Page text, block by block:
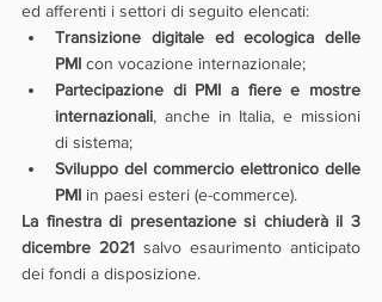
ed afferenti i settori di seguito elencati:
Transizione digitale ed ecologica delle
PMI con vocazione internazionale;
Partecipazione di PMI a fiere e mostre
internazionali, anche in Italia, e missioni
di sistema;
Sviluppo del commercio elettronico delle
PMI in paesi esteri (e-commerce).
La finestra di presentazione si chiuderà il 3
dicembre 2021 salvo esaurimento anticipato
dei fondi a disposizione.